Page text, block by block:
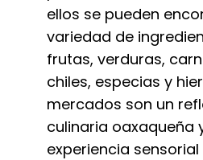
ellos se pueden
variedad de
frutas, verduras,
chiles, especias y
mercados son un
culinaria oaxaqueña
experiencia sensorial